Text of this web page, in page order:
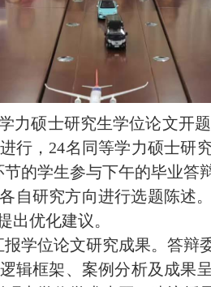
力硕士研究生学位论文开
行 ， 24名同等学力硕士研
的学生参与下午的毕业答
自研究方向进行选题陈述
出优化建议。
学位论文研究成果。答辩
辑框架、案例分析及成果